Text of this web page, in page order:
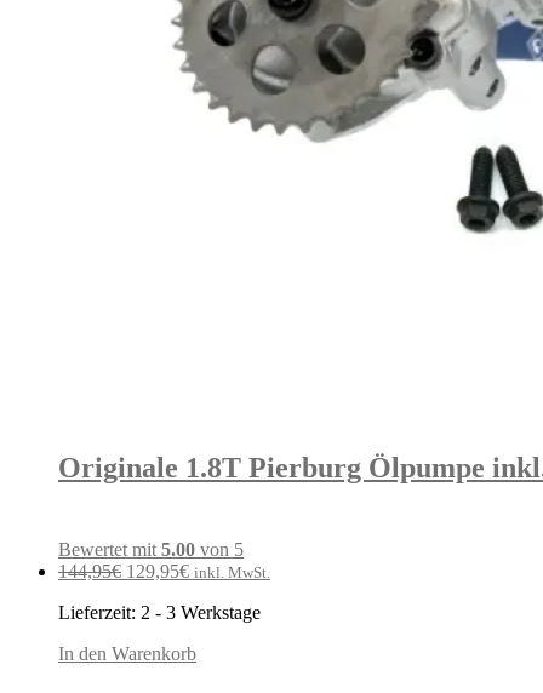
Originale 1.8T Pierburg Ölpumpe
Bewertet mit 5.00 von 5
144,95€ Ursprünglicher
war:
129,95€Aktueller
ist:
inkl. MwSt.
Lieferzeit: 2 - 3 Werkstage
In den Warenkorb